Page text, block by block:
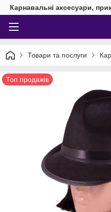
Карнавальні аксесуари,
Товари та послуги
Топ продажів